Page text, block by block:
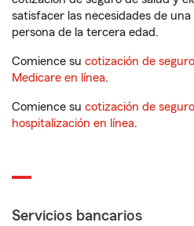
satisfacer las necesidades de
persona de la tercera edad.
Comience su cotización de
Medicare en línea.
Comience su cotización de
hospitalización en línea.
Servicios bancarios